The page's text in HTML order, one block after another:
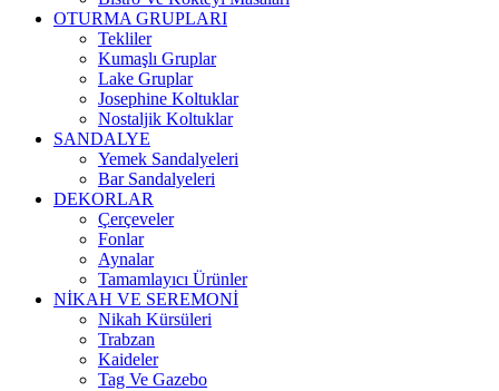
OTURMA GRUPLARI
Tekliler
Kumaşlı Gruplar
Lake Gruplar
Josephine Koltuklar
Nostaljik Koltuklar
SANDALYE
Yemek Sandalyeleri
Bar Sandalyeleri
DEKORLAR
Çerçeveler
Fonlar
Aynalar
Tamamlayıcı Ürünler
NİKAH VE SEREMONİ
Nikah Kürsüleri
Trabzan
Kaideler
Tag Ve Gazebo